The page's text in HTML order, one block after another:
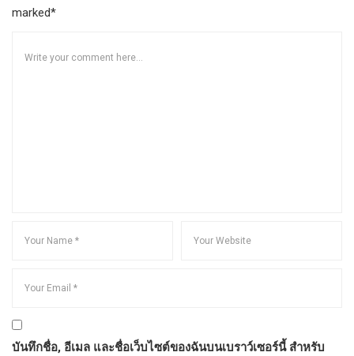
marked*
บันทึกชื่อ, อีเมล และชื่อเว็บไซต์ของฉันบนเบราว์เซอร์นี้ สำหรับ